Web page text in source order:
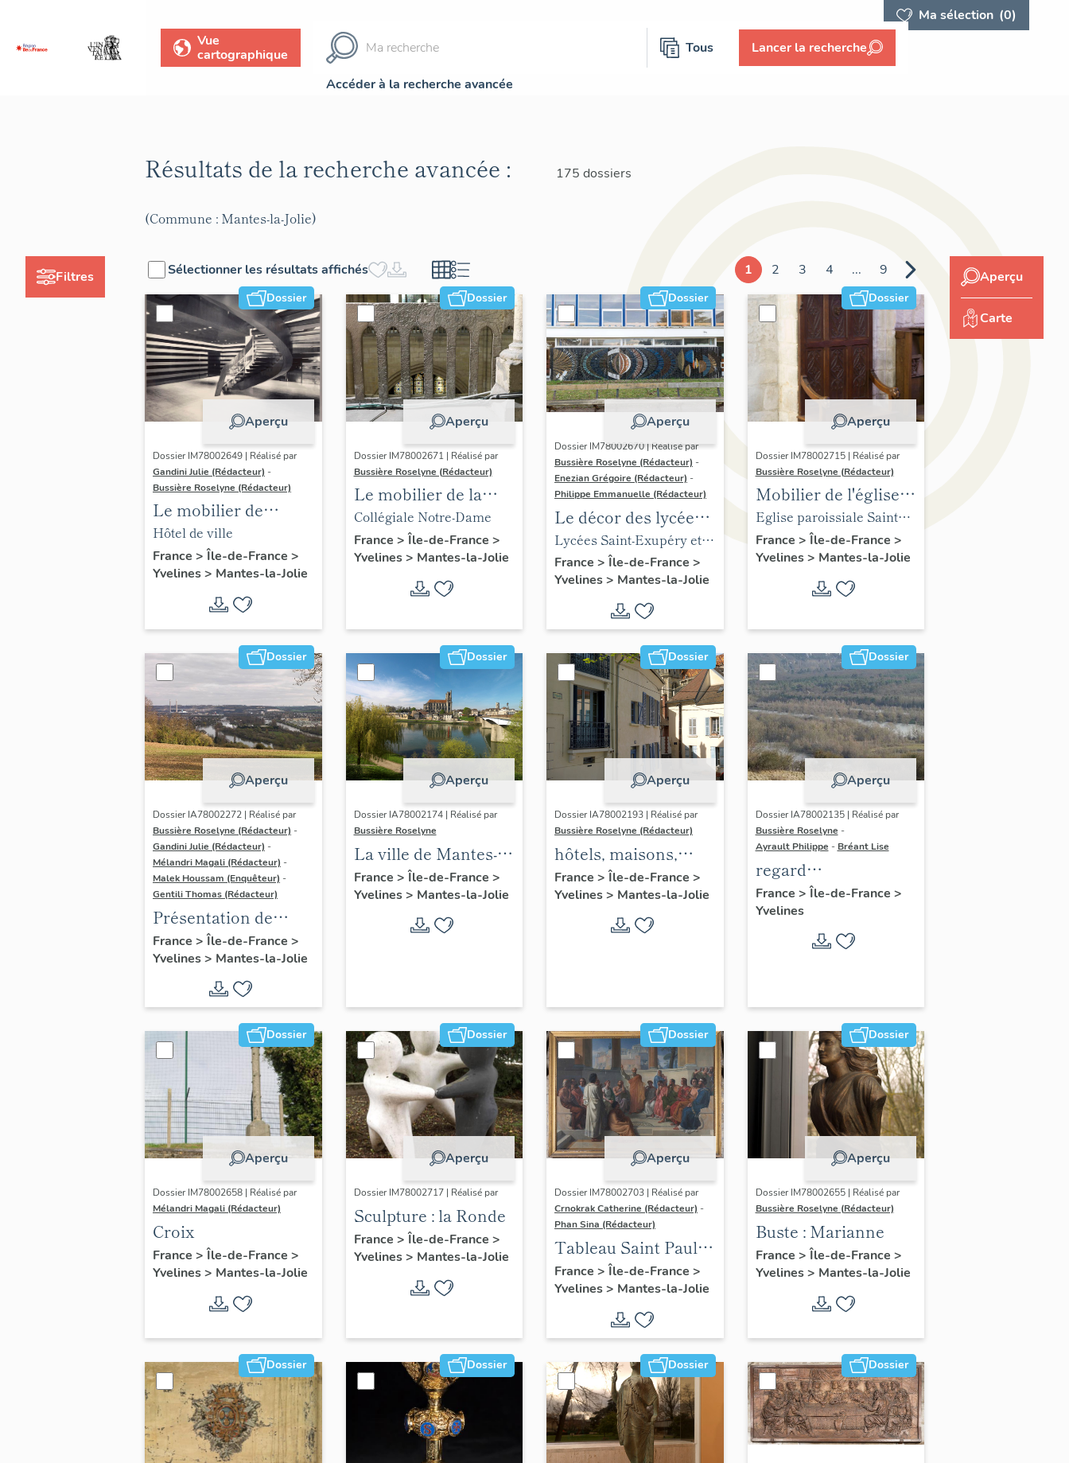
Ma sélection (0)
Vue
cartographique
Tous Lancer la recherche
Accéder à la recherche avancée
Filtres
Résultats de la recherche avancée : 175 dossiers
(Commune : Mantes-la-Jolie)
Sélectionner les résultats affichés 1 2 3 4 ... 9
Dossier
Aperçu
Dossier IM78002649 | Réalisé par
Gandini Julie (Rédacteur) -
Bussière Roselyne (Rédacteur)
Le mobilier de
l'hôtel de ville
Hôtel de ville
France > Île-de-France >
Yvelines> Mantes-la-Jolie
Dossier
Aperçu
Dossier IM78002671 | Réalisé par
Bussière Roselyne (Rédacteur)
Le mobilier de la
collégiale
Collégiale Notre-Dame
France > Île-de-France >
Yvelines> Mantes-la-Jolie
Dossier
Aperçu
Dossier IM78002670 | Réalisé par
Bussière Roselyne (Rédacteur) -
Enezian Grégoire (Rédacteur) -
Philippe Emmanuelle (Rédacteur)
Le décor des lycées
de Mantes
Lycées Saint-Exupéry et
Jean Rostand
France > Île-de-France >
Yvelines> Mantes-la-Jolie
Dossier
Aperçu
Dossier IM78002715 | Réalisé par
Bussière Roselyne (Rédacteur)
Mobilier de l'église
Sainte-Anne de
Gassicourt
Eglise paroissiale Sainte-
Anne
France > Île-de-France >
Yvelines> Mantes-la-Jolie
Dossier
Aperçu
Dossier IA78002272 | Réalisé par
Bussière Roselyne (Rédacteur) -
Gandini Julie (Rédacteur) -
Mélandri Magali (Rédacteur) -
Malek Houssam (Enquêteur) -
Gentili Thomas (Rédacteur)
Présentation de
l'étude
France > Île-de-France >
Yvelines> Mantes-la-Jolie
Dossier
Aperçu
Dossier IA78002174 | Réalisé par
Bussière Roselyne
La ville de Mantes-la-
Jolie
France > Île-de-France >
Yvelines> Mantes-la-Jolie
Dossier
Aperçu
Dossier IA78002193 | Réalisé par
Bussière Roselyne (Rédacteur)
hôtels, maisons,
immeubles
France > Île-de-France >
Yvelines> Mantes-la-Jolie
Dossier
Aperçu
Dossier IA78002135 | Réalisé par
Bussière Roselyne -
Ayrault Philippe - Bréant Lise
regard
photographique sur
le territoire de Seine-
France > Île-de-France >
Yvelines
Dossier
Aperçu
Dossier IM78002658 | Réalisé par
Mélandri Magali (Rédacteur)
Croix
France > Île-de-France >
Yvelines> Mantes-la-Jolie
Dossier
Aperçu
Dossier IM78002717 | Réalisé par
Sculpture : la Ronde
France > Île-de-France >
Yvelines> Mantes-la-Jolie
Dossier
Aperçu
Dossier IM78002703 | Réalisé par
Crnokrak Catherine (Rédacteur) -
Phan Sina (Rédacteur)
Tableau Saint Paul à
Athènes
France > Île-de-France >
Yvelines> Mantes-la-Jolie
Dossier
Aperçu
Dossier IM78002655 | Réalisé par
Bussière Roselyne (Rédacteur)
Buste : Marianne
France > Île-de-France >
Yvelines> Mantes-la-Jolie
Dossier Dossier Dossier Dossier
Aperçu
Carte